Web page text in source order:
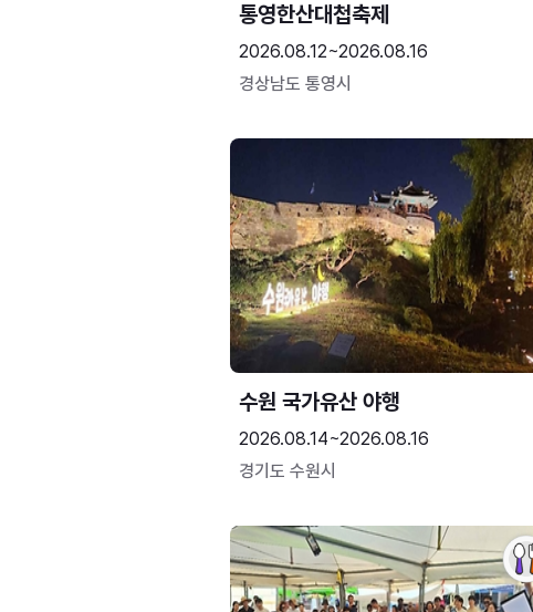
통영한산대첩축제
2026.08.12~2026.08.16
경상남도 통영시
수원 국가유산 야행
2026.08.14~2026.08.16
경기도 수원시